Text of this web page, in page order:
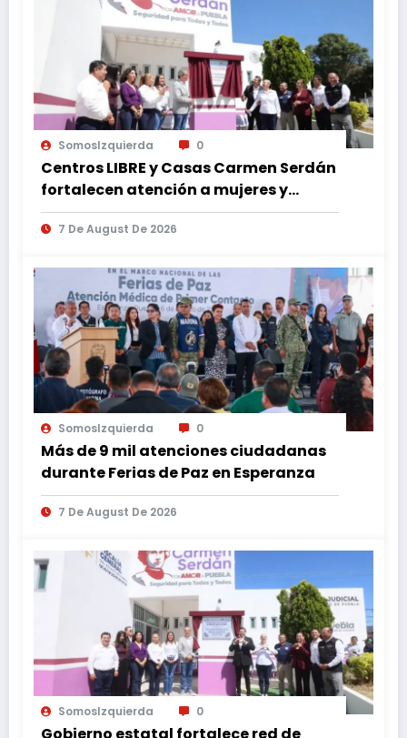
SomosIzquierda 0
Centros LIBRE y Casas Carmen Serdán
fortalecen atención a mujeres y
reducen feminicidio en Puebla
7 De August De 2026
SomosIzquierda 0
Más de 9 mil atenciones ciudadanas
durante Ferias de Paz en Esperanza
7 De August De 2026
SomosIzquierda 0